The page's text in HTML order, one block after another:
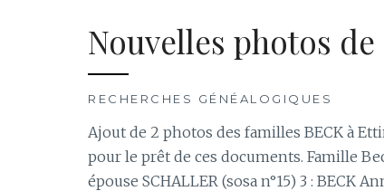
Nouvelles photos
RECHERCHES GÉNÉALOGIQUES
Ajout de 2 photos des familles BECK à
pour le prêt de ces documents. Famille
épouse SCHALLER (sosa n°15) 3 : BECK